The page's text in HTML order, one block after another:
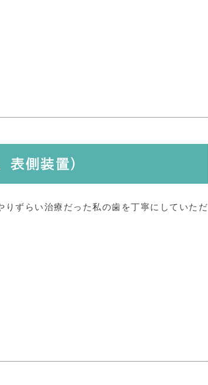
側装置）
ずらい治療だった私の歯を丁寧にしていただ